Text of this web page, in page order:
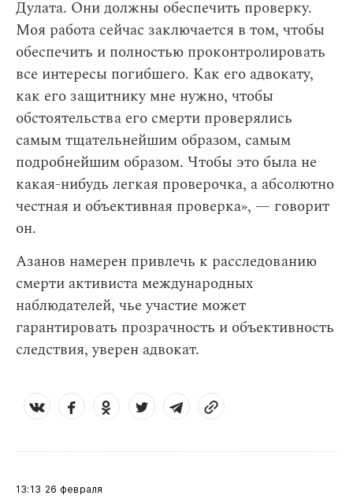
Дулата. Они должны обеспечить проверку.
Моя работа сейчас заключается в том, чтобы
обеспечить и полностью проконтролировать
все интересы погибшего. Как его адвокату,
как его защитнику мне нужно, чтобы
обстоятельства его смерти проверялись
самым тщательнейшим образом, самым
подробнейшим образом. Чтобы это была не
какая-нибудь легкая проверочка, а абсолютно
честная и объективная проверка», — говорит
он.
Азанов намерен привлечь к расследованию
смерти активиста международных
наблюдателей, чье участие может
гарантировать прозрачность и объективность
следствия, уверен адвокат.
13:13 26 февраля